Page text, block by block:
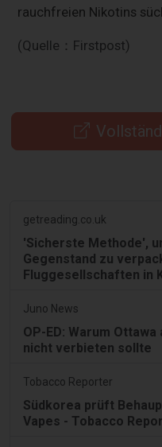
rauchfreien Nikotins
(Quelle：Firstpost)
getreading.co.uk
'Sicherste Methode',
Gegenstand zu
Fluggesellschaften in
Juno News
OP-ED: Warum
nicht verbieten sollte
Tobacco Reporter
Südkorea prüft
Vapes - Tobacco